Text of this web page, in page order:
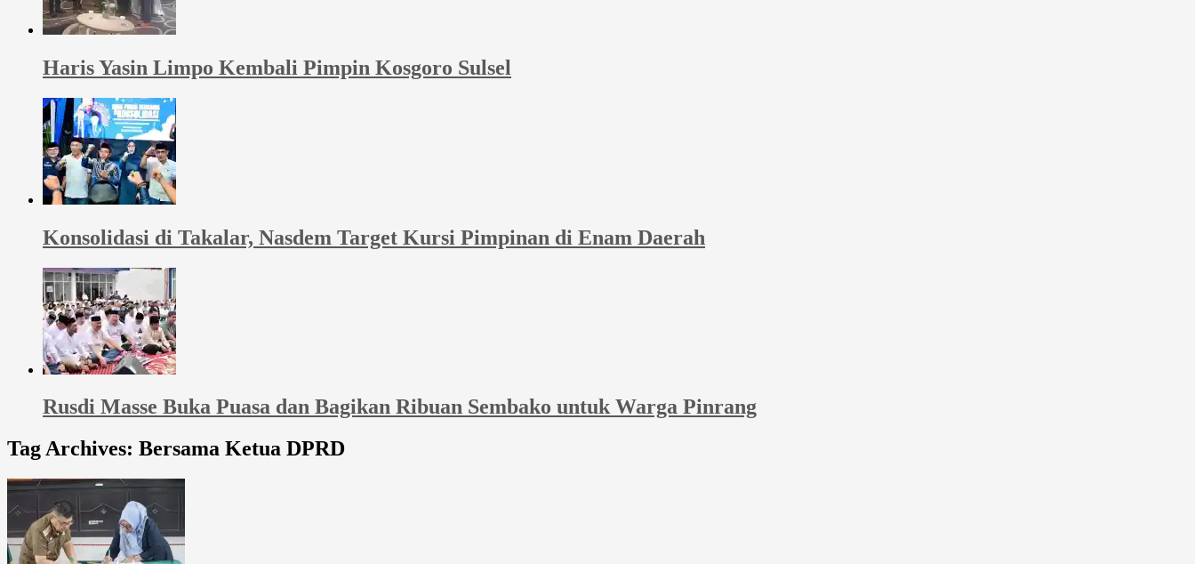
Haris Yasin Limpo Kembali Pimpin Kosgoro Sulsel
Konsolidasi di Takalar, Nasdem Target Kursi Pimpinan di Enam Daerah
Rusdi Masse Buka Puasa dan Bagikan Ribuan Sembako untuk Warga Pinrang
Tag Archives: Bersama Ketua DPRD